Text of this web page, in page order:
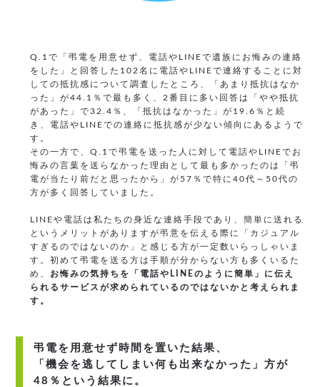
Q.1で「弔電を用意せず、電話やLINEで遺族にお悔みの連絡
をした」と回答した102名に電話やLINEで連絡することに対
しての抵抗感について調査したところ、「あまり抵抗はなか
った」が44.1％で最も多く、2番目に多い回答は「やや抵抗
があった」で32.4％、「抵抗はなかった」が19.6％と続
き、電話やLINEでの連絡に抵抗感が少ない傾向にあるようで
す。
その一方で、Q.1で弔電を送った人に対して電話やLINEでお
悔みの言葉を送らなかった理由として最も多かったのは「弔
電が当たり前だと思ったから」が57％で特に40代～50代の
方が多く回答していました。
LINEや電話は私たちの身近な連絡手段であり、簡単に送れる
というメリットがありますが弔意を伝える際に「カジュアル
すぎるのではないのか」と感じる方が一定数いらっしゃいま
す。初めて弔電を送る方は手順が分からない方も多くいるた
め、 お悔みの気持ちを「電話やLINEのように簡単」に伝え
られるサービスが求められているのではないかと考えられま
す。
弔電を用意せず時間を置いた結果、
「機会を逃してしまい何も出来なかった」方が
48％という結果に。